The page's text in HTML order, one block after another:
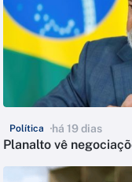
Política há 19 dias
Planalto vê